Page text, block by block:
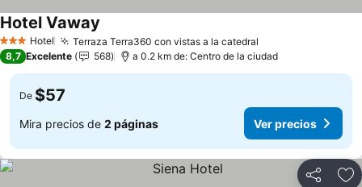
3 Estrellas
Hotel Terraza Terra360 con vistas a la catedral
Hotel Vaway
8,7 Excelente 568 a 0.2 km de: Centro de la ciudad
De $57
Mira precios de 2 páginas Ver precios
Compartir